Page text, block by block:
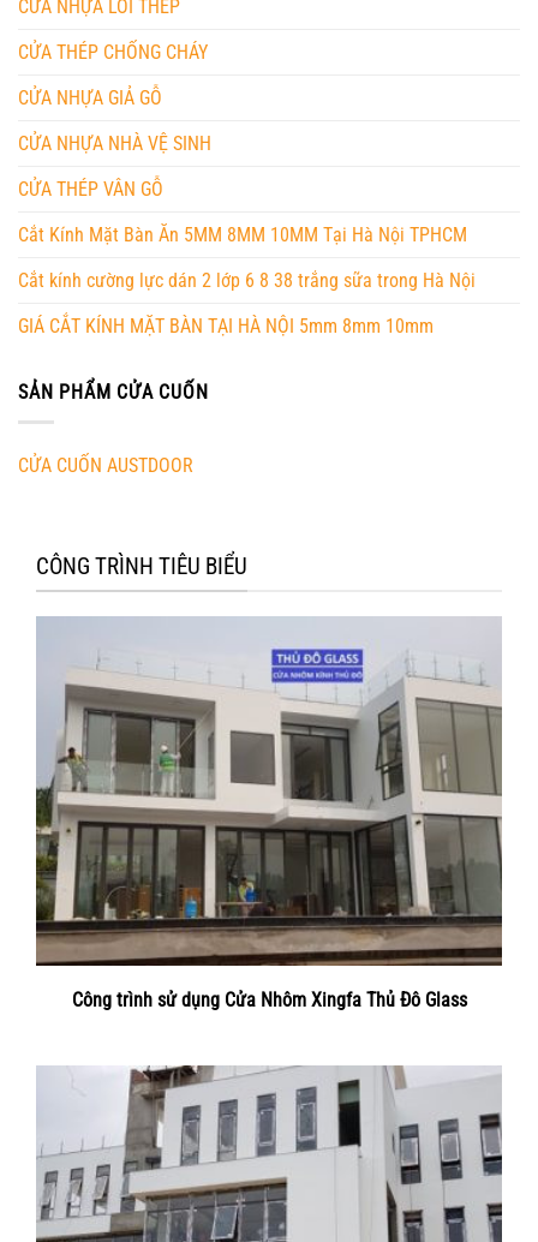
CỬA NHỰA LÕI THÉP
CỬA THÉP CHỐNG CHÁY
CỬA NHỰA GIẢ GỖ
CỬA NHỰA NHÀ VỆ SINH
CỬA THÉP VÂN GỖ
Cắt Kính Mặt Bàn Ăn 5MM 8MM 10MM Tại Hà Nội TPHCM
Cắt kính cường lực dán 2 lớp 6 8 38 trắng sữa trong Hà Nội
GIÁ CẮT KÍNH MẶT BÀN TẠI HÀ NỘI 5mm 8mm 10mm
SẢN PHẨM CỬA CUỐN
CỬA CUỐN AUSTDOOR
CÔNG TRÌNH TIÊU BIỂU
Công trình sử dụng Cửa Nhôm Xingfa Thủ Đô Glass